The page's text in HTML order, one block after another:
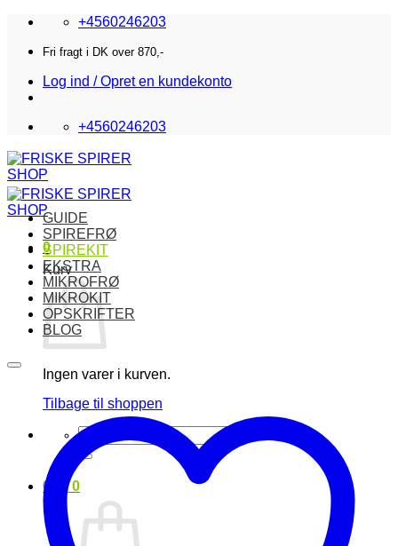
Fortsæt
indhold
+4560246203
Fri fragt i DK over 870,-
Log ind / Opret en kundekonto
+4560246203
0
Kurv
Ingen varer i kurven.
Tilbage til shoppen
Søg
efter:
0 kr. 0
GUIDE
SPIREFRØ
SPIREKIT
EKSTRA
MIKROFRØ
MIKROKIT
OPSKRIFTER
BLOG